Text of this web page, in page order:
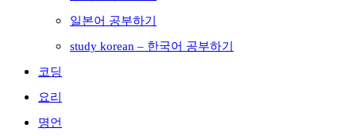
일본어 공부하기
study korean – 한국어 공부하기
코딩
요리
명언